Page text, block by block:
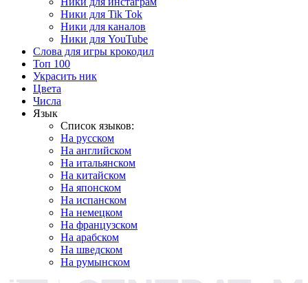
Ники для Tik Tok
Ники для каналов
Ники для YouTube
Слова для игры крокодил
Топ 100
Украсить ник
Цвета
Числа
Язык
Список языков:
На русском
На английском
На итальянском
На китайском
На японском
На испанском
На немецком
На французском
На арабском
На шведском
На румынском